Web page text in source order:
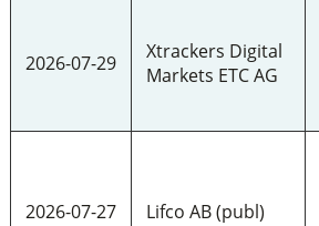
2026-07-29
Xtrackers Digital
Markets ETC AG
2026-07-27 Lifco AB (publ)